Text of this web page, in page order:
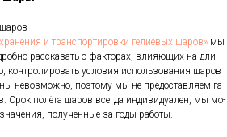
и тран­спор­ти­ров­ки ге­ли­евых ша­ров» мы
рас­ска­зать о фак­то­рах, вли­яющих на дли­
кон­тро­лиро­вать ус­ло­вия ис­поль­зо­вания ша­ров
не­воз­можно, по­это­му мы не пре­дос­тавля­ем га­
Срок по­лёта ша­ров всег­да ин­ди­виду­ален, мы мо­
по­лучен­ные за го­ды ра­боты.